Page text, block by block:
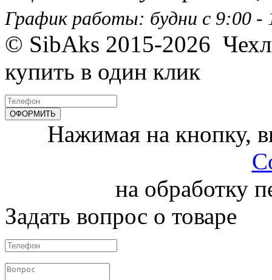
График работы: будни с 9:00 -
© SibAks 2015-2026
купить в один клик
Нажимая на кнопку,
на обработку
Задать вопрос о товаре